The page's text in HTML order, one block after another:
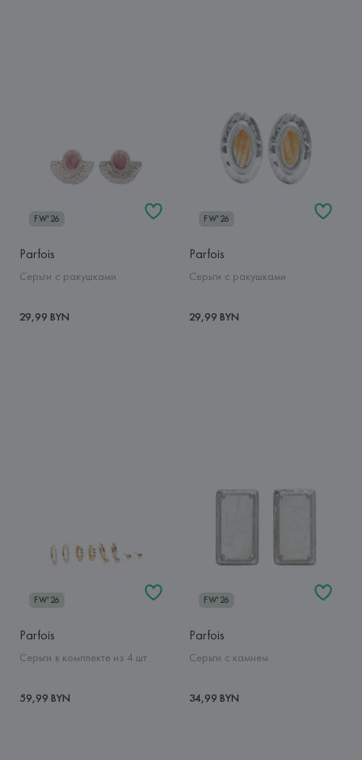
FW'26
Parfois
Серьги с ракушками
29,99 BYN
FW'26
Parfois
Серьги с ракушками
29,99 BYN
FW'26
Parfois
Серьги в комплекте из 4 шт
59,99 BYN
FW'26
Parfois
Серьги с камнем
34,99 BYN